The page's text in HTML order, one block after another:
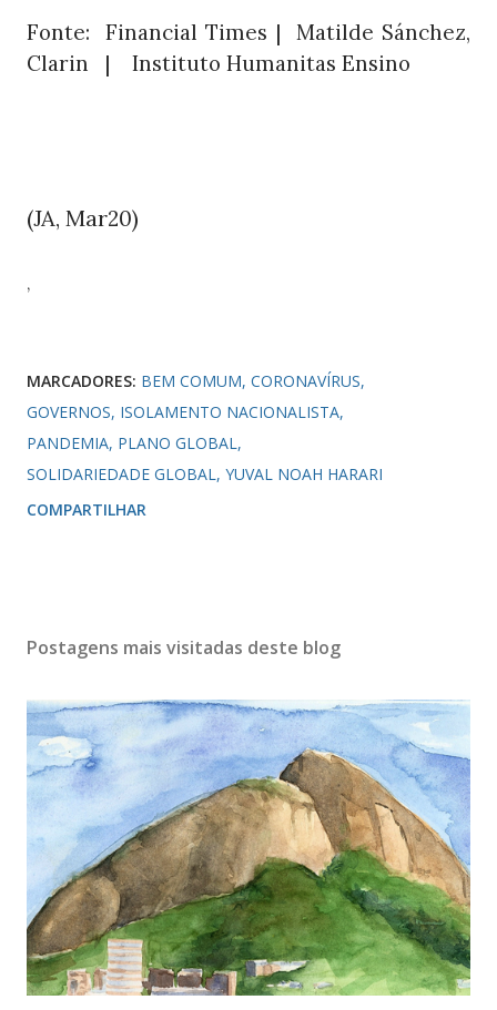
Fonte: Financial Times | Matilde Sánchez,
Clarin
| Instituto Humanitas Ensino
(JA, Mar20)
,
MARCADORES: BEM COMUM CORONAVÍRUS
GOVERNOS ISOLAMENTO NACIONALISTA
PANDEMIA PLANO GLOBAL
SOLIDARIEDADE GLOBAL YUVAL NOAH HARARI
COMPARTILHAR
Postagens mais visitadas deste blog